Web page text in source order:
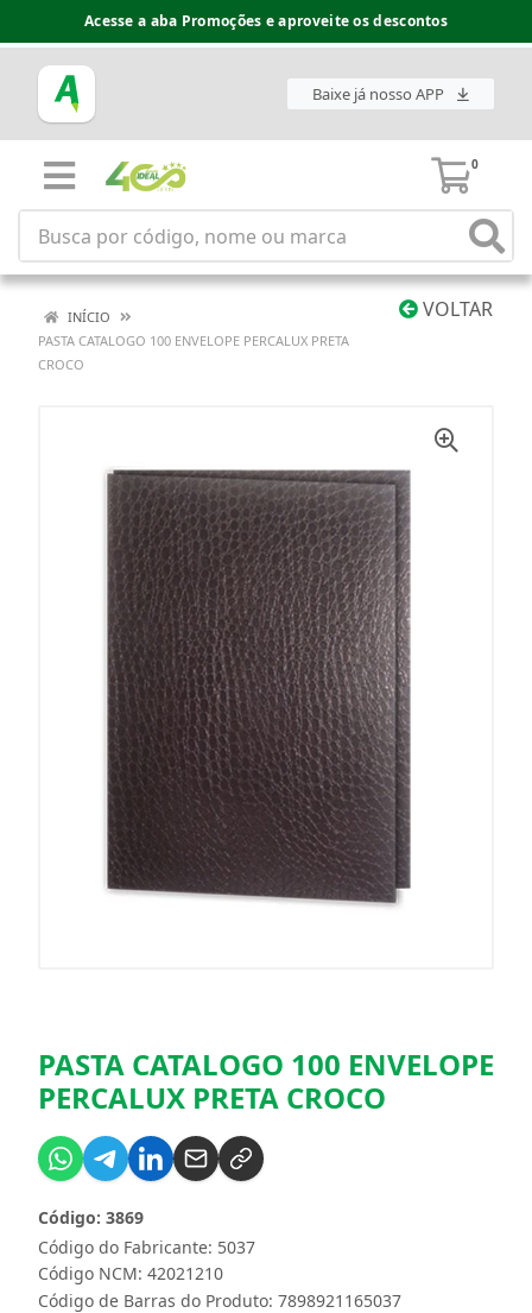
Acesse a aba Promoções e aproveite os descontos
Baixe já nosso APP
0
VOLTAR
INÍCIO
PASTA CATALOGO 100 ENVELOPE PERCALUX PRETA
CROCO
PASTA CATALOGO 100 ENVELOPE
PERCALUX PRETA CROCO
Código do Fabricante: 5037
Código: 3869
Código NCM: 42021210
Código de Barras do Produto: 7898921165037